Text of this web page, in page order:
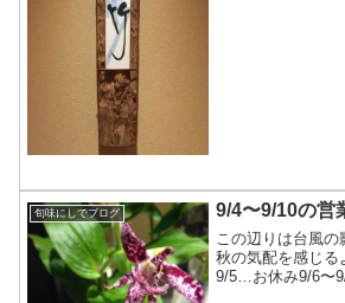
旬味にしでブログ 9/4〜9/10の営
この辺りは台風の
秋の気配を感じる
9/5…お休み9/6〜